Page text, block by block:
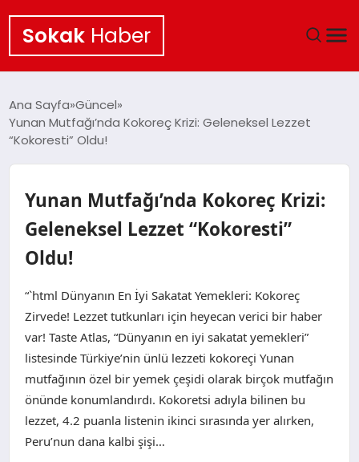
Sokak Haber
EKONOMI
KÜLTÜR SANAT
SAĞLIK
TEKNOLOJI
Ana Sayfa Güncel
Yunan Mutfağı’nda Kokoreç Krizi: Geleneksel Lezzet
“Kokoresti” Oldu!
Yunan Mutfağı’nda Kokoreç Krizi:
Geleneksel Lezzet “Kokoresti”
Oldu!
“`html Dünyanın En İyi Sakatat Yemekleri: Kokoreç
Zirvede! Lezzet tutkunları için heyecan verici bir haber
var! Taste Atlas, “Dünyanın en iyi sakatat yemekleri”
listesinde Türkiye’nin ünlü lezzeti kokoreçi Yunan
mutfağının özel bir yemek çeşidi olarak birçok mutfağın
önünde konumlandırdı. Kokoretsi adıyla bilinen bu
lezzet, 4.2 puanla listenin ikinci sırasında yer alırken,
Peru’nun dana kalbi şişi…